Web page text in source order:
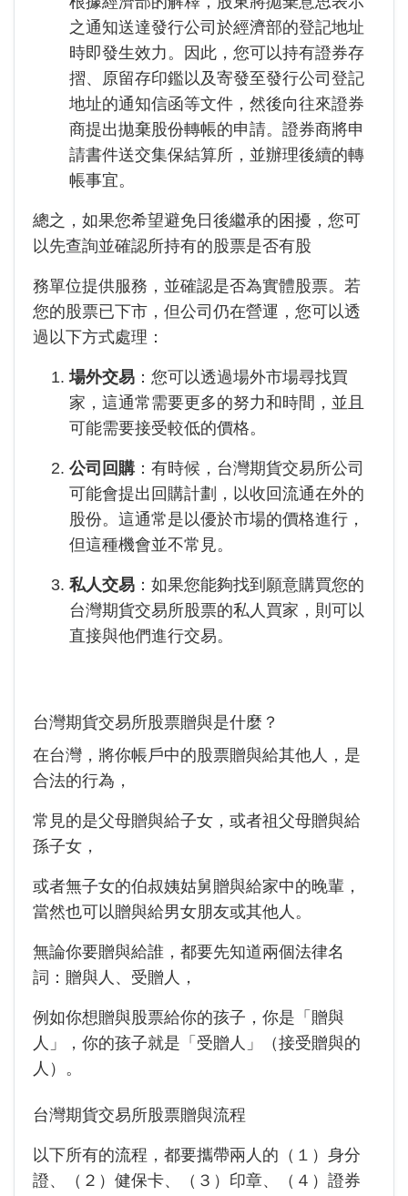
之通知送達發行公司於經濟部的登記地址
時即發生效力。
因此，您可以持有證券存
摺、原留存印鑑以及寄發至發行公司登記
地址的通知信函等文件，然後向往來證券
商提出拋棄股份轉帳的申請。證券商將申
請書件送交集保結算所，並辦理後續的轉
帳事宜。
總之，如果您希望避免日後繼承的困擾，您可
以先查詢並確認所持有的股票是否有股
務單位提供服務，並確認是否為實體股票。若
您的股票已下市，但公司仍在營運，您可以透
過以下方式處理：
場外交易 ：您可以透過場外市場尋找買
家，這通常需要更多的努力和時間，並且
可能需要接受較低的價格。
公司回購 ：有時候，台灣期貨交易所公司
可能會提出回購計劃，以收回流通在外的
股份。這通常是以優於市場的價格進行，
但這種機會並不常見。
私人交易 ：如果您能夠找到願意購買您的
台灣期貨交易所股票的私人買家，則可以
直接與他們進行交易。
台灣期貨交易所股票贈與是什麼？
在台灣，將你帳戶中的股票贈與給其他人，是
合法的行為，
常見的是父母贈與給子女，或者祖父母贈與給
孫子女，
或者無子女的伯叔姨姑舅贈與給家中的晚輩，
當然也可以贈與給男女朋友或其他人。
無論你要贈與給誰，都要先知道兩個法律名
詞：贈與人、受贈人，
例如你想贈與股票給你的孩子，你是「贈與
人」，你的孩子就是「受贈人」（接受贈與的
人）。
台灣期貨交易所股票贈與流程
以下所有的流程，都要攜帶兩人的（１）身分
證、（２）健保卡、（３）印章、（４）證券